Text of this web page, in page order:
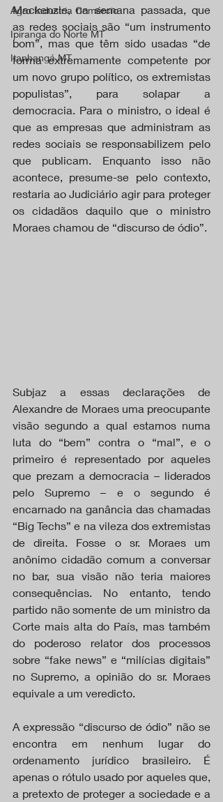
Agro Industria Comércio
Ipiranga do Norte MT
Itanhangá MT
Mackenzie, na semana passada, que
as redes sociais são “um instrumento
bom”, mas que têm sido usadas “de
forma extremamente competente por
um novo grupo político, os extremistas
populistas”, para solapar a
democracia. Para o ministro, o ideal é
que as empresas que administram as
redes sociais se responsabilizem pelo
que publicam. Enquanto isso não
acontece, presume-se pelo contexto,
restaria ao Judiciário agir para proteger
os cidadãos daquilo que o ministro
Moraes chamou de “discurso de ódio”.
Subjaz a essas declarações de
Alexandre de Moraes uma preocupante
visão segundo a qual estamos numa
luta do “bem” contra o “mal”, e o
primeiro é representado por aqueles
que prezam a democracia – liderados
pelo Supremo – e o segundo é
encarnado na ganância das chamadas
“Big Techs” e na vileza dos extremistas
de direita. Fosse o sr. Moraes um
anônimo cidadão comum a conversar
no bar, sua visão não teria maiores
consequências. No entanto, tendo
partido não somente de um ministro da
Corte mais alta do País, mas também
do poderoso relator dos processos
sobre “fake news” e “milícias digitais”
no Supremo, a opinião do sr. Moraes
equivale a um veredicto.
A expressão “discurso de ódio” não se
encontra em nenhum lugar do
ordenamento jurídico brasileiro. É
apenas o rótulo usado por aqueles que,
a pretexto de proteger a sociedade e a